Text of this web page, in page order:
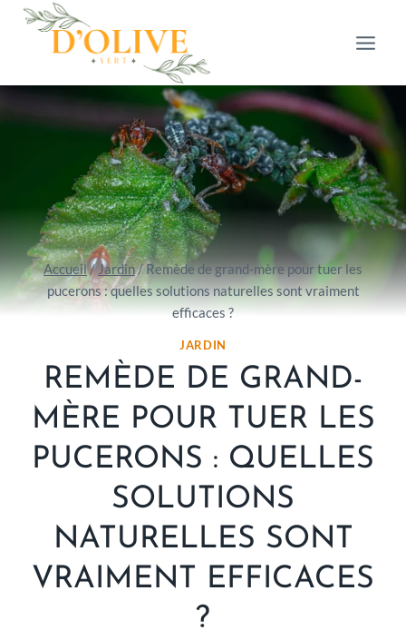
Aller
Accueil/Jardin/Remède de grand-mère pour tuer les
pucerons : quelles solutions naturelles sont vraiment
efficaces ?
JARDIN
REMÈDE DE GRAND-
MÈRE POUR TUER LES
PUCERONS : QUELLES
SOLUTIONS
NATURELLES SONT
VRAIMENT EFFICACES
?